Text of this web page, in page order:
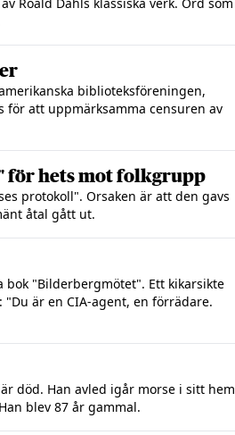
biblioteksföreningen,
för att uppmärksamma censuren av
för hets mot folkgrupp
protokoll". Orsaken är att den gavs
åtal gått ut.
bok "Bilderbergmötet". Ett kikarsikte
är en CIA-agent, en förrädare.
död. Han avled igår morse i sitt hem
blev 87 år gammal.